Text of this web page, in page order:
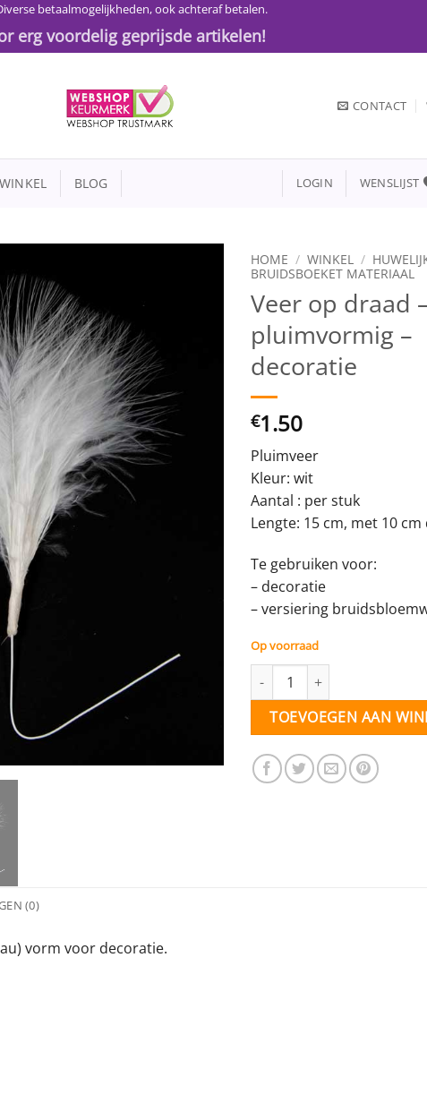
betaalmogelijkheden, ook achteraf betalen.
erg voordelig geprijsde artikelen!
CONTACT
BLOG LOGIN WENSLIJST
HOME / WINKEL /
BRUIDSBOEKET MATERIAAL
Veer op draad
pluimvormig –
decoratie
€1.50
Pluimveer
Kleur: wit
Aantal : per stuk
Lengte: 15 cm, met 10 cm
Te gebruiken voor:
– decoratie
– versiering
Op voorraad
Veer op draad - wit,
TOEVOEGEN AAN
(0)
vorm voor decoratie.